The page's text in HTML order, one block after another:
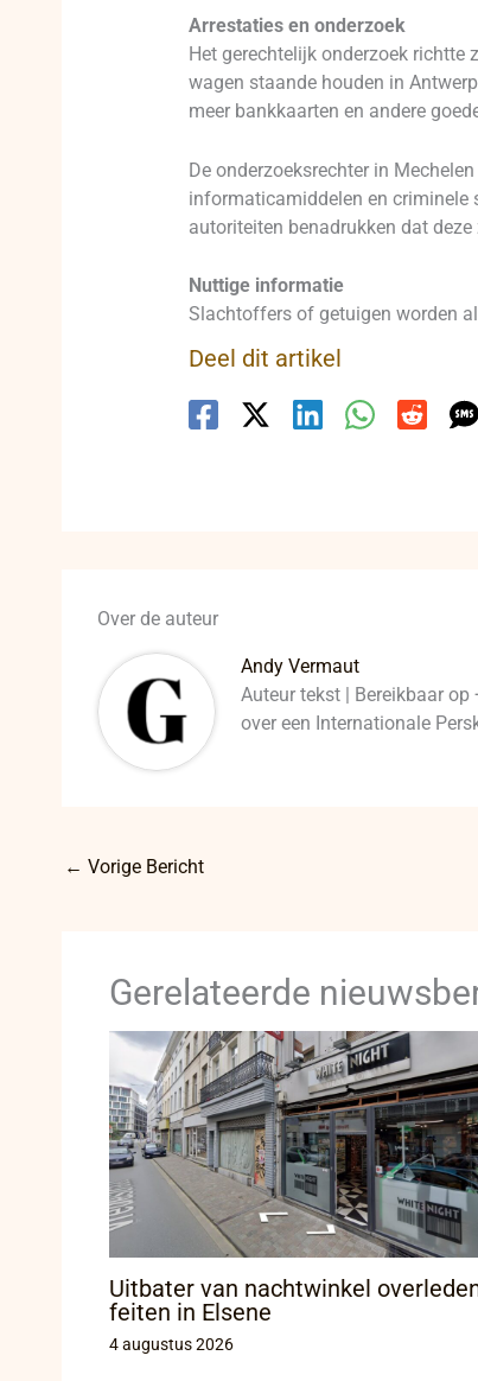
Arrestaties en onderzoek
Het gerechtelijk onderzoek richtte
wagen staande houden in
meer bankkaarten en andere
De onderzoeksrechter in
informaticamiddelen en criminele
autoriteiten benadrukken dat
Nuttige informatie
Slachtoffers of getuigen worden
Deel dit artikel
Over de auteur
Andy Vermaut
Auteur tekst | Bereikbaar
over een Internationale
← Vorige Bericht
Gerelateerde
Uitbater van nachtwinkel
feiten in Elsene
4 augustus 2026